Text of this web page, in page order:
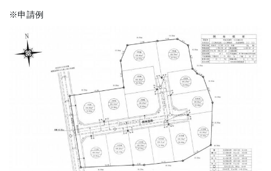
※申請例